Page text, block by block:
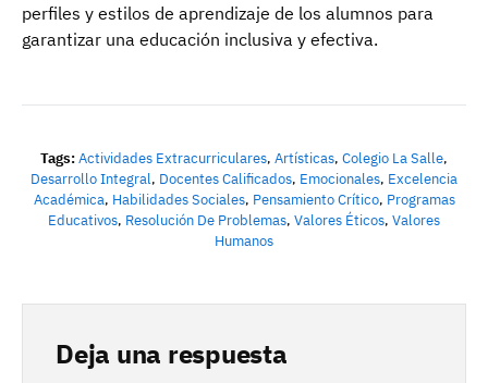
perfiles y estilos de aprendizaje de los alumnos para
garantizar una educación inclusiva y efectiva.
Tags:Actividades Extracurriculares, Artísticas, Colegio La Salle,
Desarrollo Integral, Docentes Calificados, Emocionales, Excelencia
Académica, Habilidades Sociales, Pensamiento Crítico, Programas
Educativos, Resolución De Problemas, Valores Éticos, Valores
Humanos
Deja una respuesta